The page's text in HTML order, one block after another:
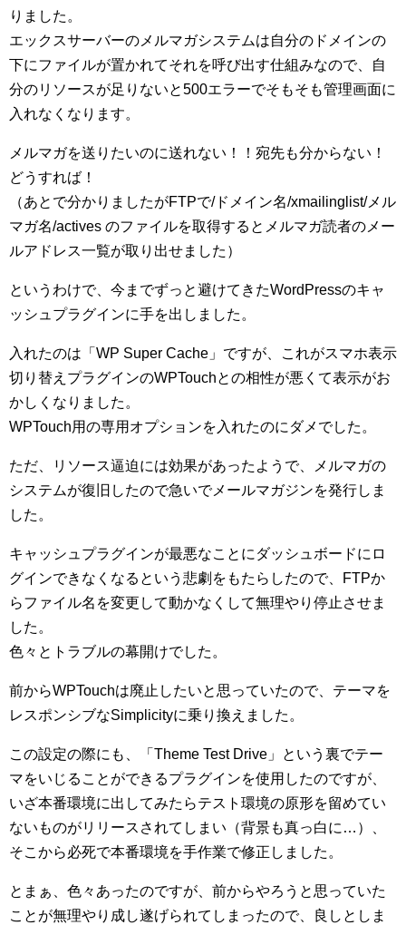
りました。
エックスサーバーのメルマガシステムは自分のドメインの
下にファイルが置かれてそれを呼び出す仕組みなので、自
分のリソースが足りないと500エラーでそもそも管理画面に
入れなくなります。
メルマガを送りたいのに送れない！！宛先も分からない！
どうすれば！
（あとで分かりましたがFTPで/ドメイン名/xmailinglist/メル
マガ名/actives のファイルを取得するとメルマガ読者のメー
ルアドレス一覧が取り出せました）
というわけで、今までずっと避けてきたWordPressのキャ
ッシュプラグインに手を出しました。
入れたのは「WP Super Cache」ですが、これがスマホ表示
切り替えプラグインのWPTouchとの相性が悪くて表示がお
かしくなりました。
WPTouch用の専用オプションを入れたのにダメでした。
ただ、リソース逼迫には効果があったようで、メルマガの
システムが復旧したので急いでメールマガジンを発行しま
した。
キャッシュプラグインが最悪なことにダッシュボードにロ
グインできなくなるという悲劇をもたらしたので、FTPか
らファイル名を変更して動かなくして無理やり停止させま
した。
色々とトラブルの幕開けでした。
前からWPTouchは廃止したいと思っていたので、テーマを
レスポンシブなSimplicityに乗り換えました。
この設定の際にも、「Theme Test Drive」という裏でテー
マをいじることができるプラグインを使用したのですが、
いざ本番環境に出してみたらテスト環境の原形を留めてい
ないものがリリースされてしまい（背景も真っ白に…）、
そこから必死で本番環境を手作業で修正しました。
とまぁ、色々あったのですが、前からやろうと思っていた
ことが無理やり成し遂げられてしまったので、良しとしま